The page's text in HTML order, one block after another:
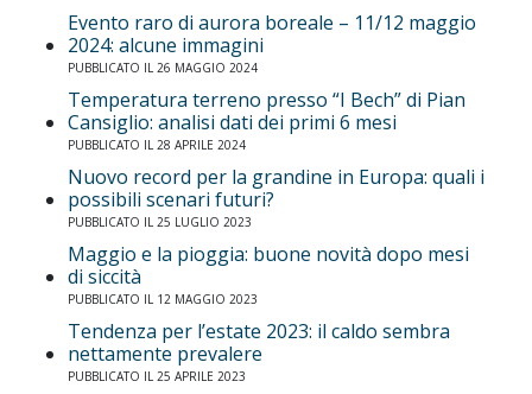
Evento raro di aurora boreale – 11/12 maggio
2024: alcune immagini
PUBBLICATO IL 26 MAGGIO 2024
Temperatura terreno presso “I Bech” di Pian
Cansiglio: analisi dati dei primi 6 mesi
PUBBLICATO IL 28 APRILE 2024
Nuovo record per la grandine in Europa: quali i
possibili scenari futuri?
PUBBLICATO IL 25 LUGLIO 2023
Maggio e la pioggia: buone novità dopo mesi
di siccità
PUBBLICATO IL 12 MAGGIO 2023
Tendenza per l’estate 2023: il caldo sembra
nettamente prevalere
PUBBLICATO IL 25 APRILE 2023